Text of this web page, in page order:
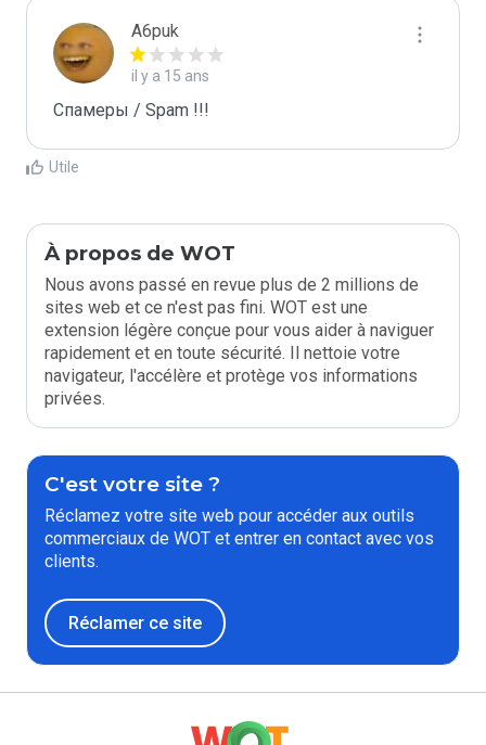
A6puk
il y a 15 ans
Спамеры / Spam !!!
Utile
À propos de WOT
Nous avons passé en revue plus de 2 millions de
sites web et ce n'est pas fini. WOT est une
extension légère conçue pour vous aider à naviguer
rapidement et en toute sécurité. Il nettoie votre
navigateur, l'accélère et protège vos informations
privées.
C'est votre site ?
Réclamez votre site web pour accéder aux outils
commerciaux de WOT et entrer en contact avec vos
clients.
Réclamer ce site